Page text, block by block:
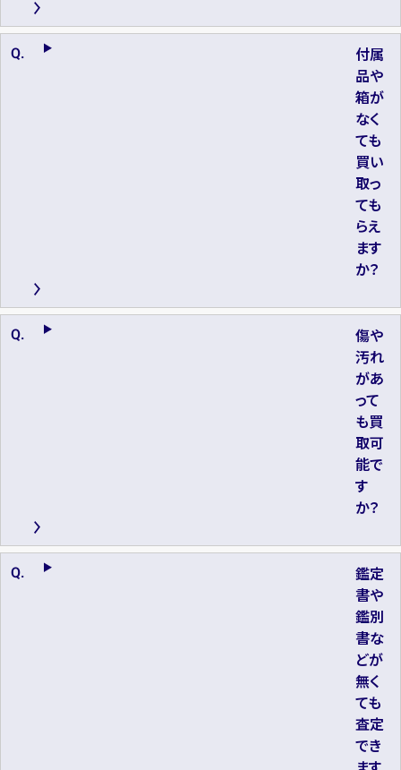
付属
品や
箱が
なく
ても
買い
取っ
ても
らえ
ます
か？
傷や
汚れ
があ
って
も買
取可
能で
す
か？
鑑定
書や
鑑別
書な
どが
無く
ても
査定
でき